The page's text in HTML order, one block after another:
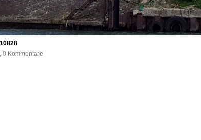
0 Kommentare